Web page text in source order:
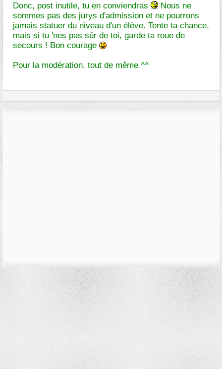
Donc, post inutile, tu en conviendras
Nous ne
sommes pas des jurys d'admission et ne pourrons
jamais statuer du niveau d'un élève. Tente ta chance,
mais si tu 'nes pas sûr de toi, garde ta roue de
secours ! Bon courage
Pour la modération, tout de même ^^